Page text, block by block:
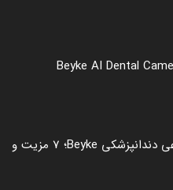
Beyke AI Dental
دوربین هوش مصنوعی دندانپزشکی Beyke؛ 7 مزیت و